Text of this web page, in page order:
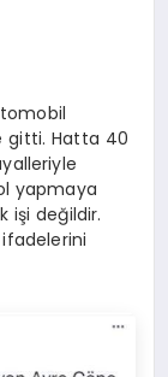
gitti. Hatta 40
yapmaya
işi değildir.